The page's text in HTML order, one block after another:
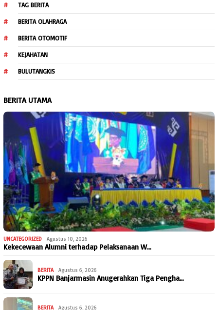
TAG BERITA
BERITA OLAHRAGA
BERITA OTOMOTIF
KEJAHATAN
BULUTANGKIS
BERITA UTAMA
UNCATEGORIZED Agustus 10, 2026
Kekecewaan Alumni terhadap Pelaksanaan W…
BERITA Agustus 6, 2026
KPPN Banjarmasin Anugerahkan Tiga Pengha…
BERITA Agustus 6, 2026